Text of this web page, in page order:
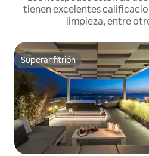
tienen excelentes
limpieza, entre
Superanfitrión
Superanfitrión